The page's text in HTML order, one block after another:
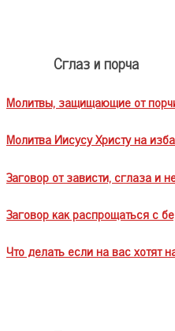
Сглаз и порча
Молитвы, защищающие от
Молитва Иисусу Христу на
Заговор от зависти, сглаза и
Заговор как распрощаться с
Что делать если на вас хотят